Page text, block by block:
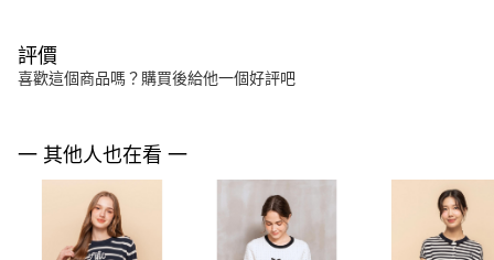
評價
喜歡這個商品嗎？購買後給他一個好評吧
一 其他人也在看 一